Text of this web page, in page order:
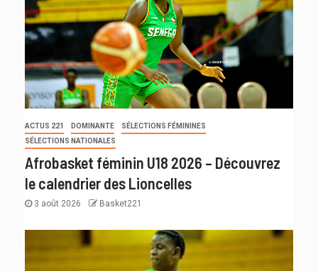
ACTUS 221 DOMINANTE
SÉLECTIONS FÉMININES
SÉLECTIONS NATIONALES
Afrobasket féminin U18 2026 – Découvrez
le calendrier des Lioncelles
3 août 2026 Basket221